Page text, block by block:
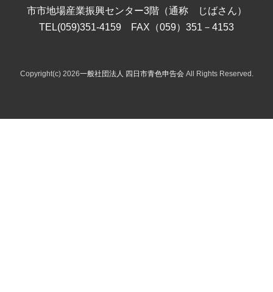
市市地場産業振興センター3階（通称 じばさん）
TEL(059)351-4159 FAX（059）351－4153
Copyright(c) 2026一般社団法人 四日市青色申告会All Rights Reserved.